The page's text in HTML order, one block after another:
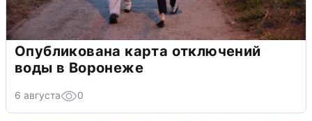
Опубликована карта отключений
воды в Воронеже
6 августа 0